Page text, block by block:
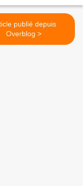
publié depuis
Overblog >